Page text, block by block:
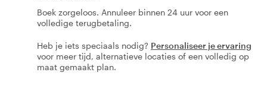
Boek zorgeloos. Annuleer binnen 24 uur voor een
volledige terugbetaling.
Heb je iets speciaals nodig? Personaliseer je ervaring
voor meer tijd, alternatieve locaties of een volledig op
maat gemaakt plan.